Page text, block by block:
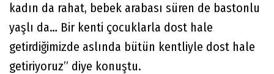
kadın da rahat, bebek arabası süren de bastonlu
yaşlı da… Bir kenti çocuklarla dost hale
getirdiğimizde aslında bütün kentliyle dost hale
getiriyoruz” diye konuştu.